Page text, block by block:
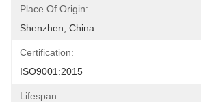
Place Of Origin:
Shenzhen, China
Certification:
ISO9001:2015
Lifespan: